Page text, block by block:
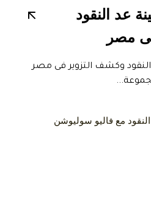
عد النقود
مصر
وكشف التزوير فى مصر